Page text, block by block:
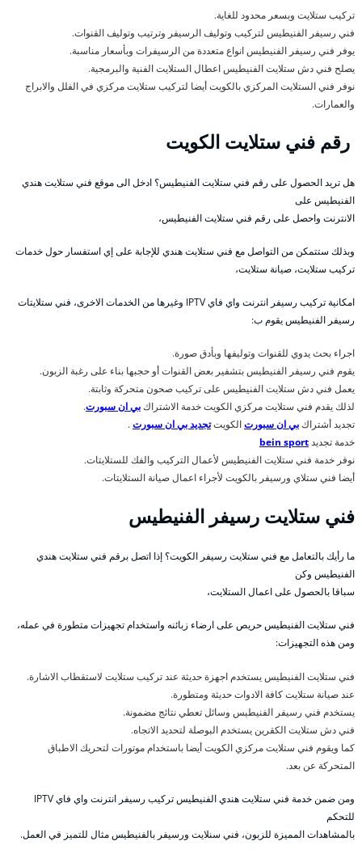
تركيب ستلايت وبسعر محدود للغاية.
فني رسيفر الفنيطيس لتركيب وتوليف الرسيفر وترتيب وتوليف القنوات.
يوفر فني رسيفر الفنيطيس انواع متعددة من الرسيفرات وبأسعار مناسبة.
يصلح فني دش ستلايت الفنيطيس اعطال الستلايت الفنية والبرمجية.
نوفر فني الستلايت المركزي بالكويت أيضا لتركيب ستلايت مركزي في الفلل والابراج
والعمارات.
رقم فني ستلايت الكويت
هل تريد الحصول على رقم فني ستلايت الفنيطيس؟ ادخل الى موقع فني ستلايت هندي
الفنيطيس على
الانترنت واحصل على رقم فني ستلايت الفنيطيس،
وبذلك ستتمكن من التواصل مع فني ستلايت هندي للإجابة على إي استفسار حول خدمات
تركيب ستلايت، صيانة ستلايت،
امكانية تركيب رسيفر انترنت واي فاي IPTV وغيرها من الخدمات الاخرى، فني ستلايتات
رسيفر الفنيطيس يقوم ب:
اجراء بحث يدوي للقنوات وتوليفها وبأدق صورة.
يقوم فني رسيفر الفنيطيس بتشفير بعض القنوات أو حجبها بناء على رغبة الزبون.
يعمل فني دش ستلايت الفنيطيس على تركيب صحون متحركة وثابتة.
لذلك يقدم فني ستلايت مركزي الكويت خدمة الاشتراكبي ان سبورت.
تجديد أشتراكبي ان سبورتالكويتتجديد بي ان سبورت.
خدمة تجديدbein sport
نوفر خدمة فني ستلايت الفنيطيس لأعمال التركيب والفك للستلايتات.
أيضا فني ستلاي ورسيفر بالكويت لأجراء اعمال صيانة الستلايتات.
فني ستلايت رسيفر الفنيطيس
ما رأيك بالتعامل مع فني ستلايت رسيفر الكويت؟ إذا اتصل برقم فني ستلايت هندي
الفنيطيس وكن
سباقا بالحصول على اعمال الستلايت،
فني ستلايت الفنيطيس حريص على ارضاء زبائنه واستخدام تجهيزات متطورة في عمله،
ومن هذه التجهيزات:
فني ستلايت الفنيطيس يستخدم اجهزة حديثة عند تركيب ستلايت لاستقطاب الاشارة.
عند صيانة ستلايت كافة الادوات حديثة ومتطورة.
يستخدم فني رسيفر الفنيطيس وسائل تعطي نتائج مضمونة.
فني دش ستلايت الكقرين يستخدم البوصلة لتحديد الاتجاه.
كما ويقوم فني ستلايت مركزي الكويت أيضا باستخدام موتورات لتحريك الاطباق
المتحركة عن بعد.
ومن ضمن خدمة فني ستلايت هندي الفنيطيس تركيب رسيفر انترنت واي فاي IPTV
للتحكم
بالمشاهدات المميزة للزبون، فني سنلايت ورسيفر بالفنيطيس مثال للتميز في العمل.